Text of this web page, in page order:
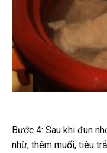
Bước 4: Sau khi đun
nhừ, thêm muối, tiêu